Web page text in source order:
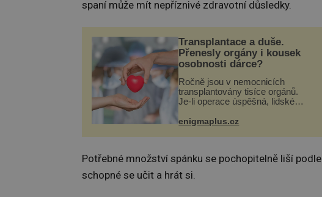
spaní může mít nepříznivé zdravotní důsledky.
Transplantace a duše.
Přenesly orgány i kousek
osobnosti dárce?
Ročně jsou v nemocnicích
transplantovány tisíce orgánů.
Je-li operace úspěšná, lidské
své a pacient může vést
při transplantaci nepřijímám...
enigmaplus.cz
Potřebné množství spánku se pochopitelně liší
schopné se učit a hrát si.